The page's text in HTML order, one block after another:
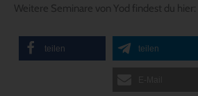
Weitere Seminare von Yod findest du hier:
teilen teilen